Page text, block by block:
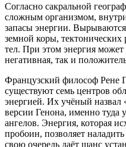
Согласно сакральной
сложным организмом,
запасы энергии.
земной коры,
тел. При этом энергия
негативная, так и
Французский философ Рене
существуют семь центров
энергией. Их учёный
версии Генона, именно туда
ангелов. Энергия, которая
пробоин, позволяет
свою очередь даёт шанс